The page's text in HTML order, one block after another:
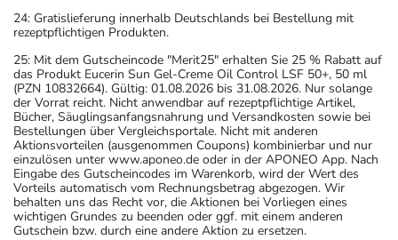
24: Gratislieferung innerhalb Deutschlands bei Bestellung mit
rezeptpflichtigen Produkten.
25: Mit dem Gutscheincode "Merit25" erhalten Sie 25 % Rabatt auf
das Produkt Eucerin Sun Gel-Creme Oil Control LSF 50+, 50 ml
(PZN 10832664). Gültig: 01.08.2026 bis 31.08.2026. Nur solange
der Vorrat reicht. Nicht anwendbar auf rezeptpflichtige Artikel,
Bücher, Säuglingsanfangsnahrung und Versandkosten sowie bei
Bestellungen über Vergleichsportale. Nicht mit anderen
Aktionsvorteilen (ausgenommen Coupons) kombinierbar und nur
einzulösen unter www.aponeo.de oder in der APONEO App. Nach
Eingabe des Gutscheincodes im Warenkorb, wird der Wert des
Vorteils automatisch vom Rechnungsbetrag abgezogen. Wir
behalten uns das Recht vor, die Aktionen bei Vorliegen eines
wichtigen Grundes zu beenden oder ggf. mit einem anderen
Gutschein bzw. durch eine andere Aktion zu ersetzen.